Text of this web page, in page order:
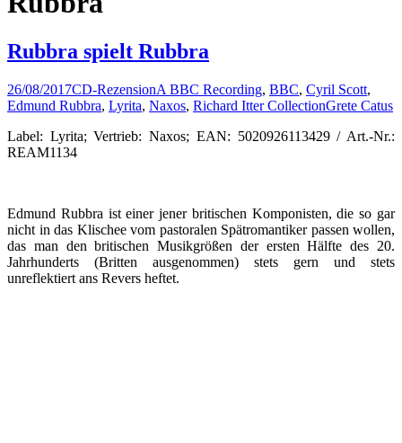
Rubbra spielt Rubbra
26/08/2017CD-RezensionA BBC Recording, BBC, Cyril Scott,
Edmund Rubbra, Lyrita, Naxos, Richard Itter CollectionGrete Catus
Label: Lyrita; Vertrieb: Naxos; EAN: 5020926113429 / Art.-Nr.:
REAM1134
Edmund Rubbra ist einer jener britischen Komponisten, die so gar
nicht in das Klischee vom pastoralen Spätromantiker passen wollen,
das man den britischen Musikgrößen der ersten Hälfte des 20.
Jahrhunderts (Britten ausgenommen) stets gern und stets
unreflektiert ans Revers heftet.